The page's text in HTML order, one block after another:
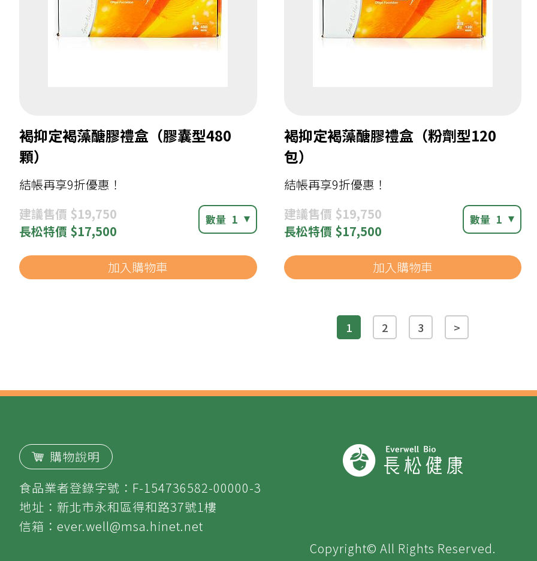
褐抑定褐藻醣膠禮盒（膠囊型480
顆）
結帳再享9折優惠！
建議售價 $19,750
長松特價 $17,500
數量 1
加入購物車
褐抑定褐藻醣膠禮盒（粉劑型120
包）
結帳再享9折優惠！
建議售價 $19,750
長松特價 $17,500
數量 1
加入購物車
1 2 3 >
購物說明
食品業者登錄字號：F-154736582-00000-3
地址：新北市永和區得和路37號1樓
信箱： ever.well@msa.hinet.net
Copyright© All Rights Reserved.